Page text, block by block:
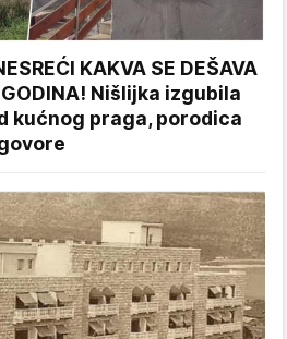
KAKVA SE DEŠAVA
GODINA! Nišlijka izgubila
kućnog praga, porodica